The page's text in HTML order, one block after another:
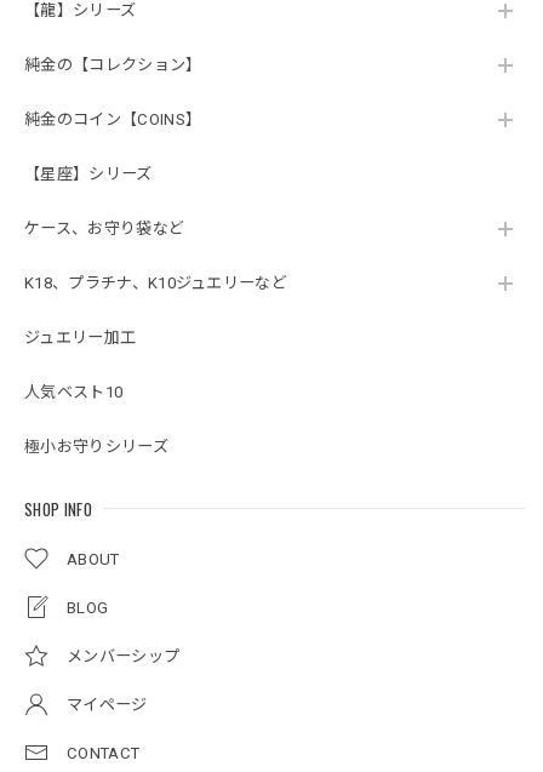
【龍】シリーズ
純金の【コレクション】
純金のコイン【COINS】
【星座】シリーズ
ケース、お守り袋など
K18、プラチナ、K10ジュエリーなど
ジュエリー加工
人気ベスト10
極小お守りシリーズ
SHOP INFO
ABOUT
BLOG
メンバーシップ
マイページ
CONTACT